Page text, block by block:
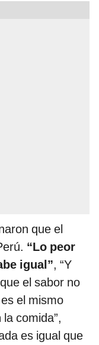
que el
“Lo peor
igual”, “Y
el sabor no
el mismo
comida”,
es igual que